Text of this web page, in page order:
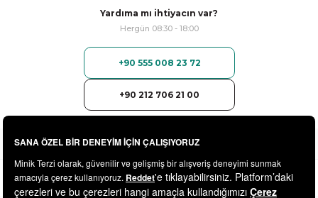
Yardıma mı ihtiyacın var?
Hergün 08:30 - 18:00
+90 555 008 23 72
+90 212 706 21 00
© 2025minikterzi.com - Tüm Hakları Saklıdır.